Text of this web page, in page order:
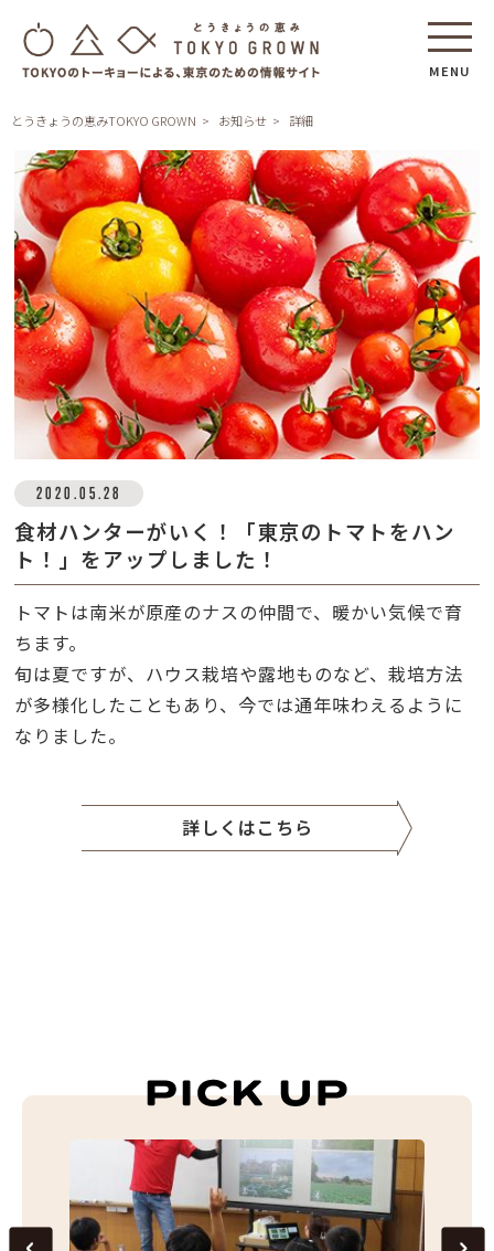
MENU
とうきょうの恵みTOKYO GROWN お知らせ 詳細
2020.05.28
食材ハンターがいく！「東京のトマトをハン
ト！」をアップしました！
トマトは南米が原産のナスの仲間で、暖かい気候で育
ちます。
旬は夏ですが、ハウス栽培や露地ものなど、栽培方法
が多様化したこともあり、今では通年味わえるように
なりました。
詳しくはこちら